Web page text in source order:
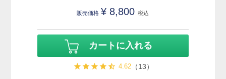
販売価格 ¥ 8,800 税込
カートに入れる
4.62（13）